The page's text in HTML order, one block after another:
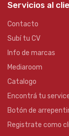
Servicios al
Contacto
Subí tu CV
Info de marcas
Mediaroom
Catalogo
Encontrá tu
Botón de
Registrate como